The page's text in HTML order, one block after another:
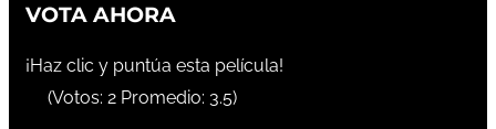
VOTA AHORA
¡Haz clic y puntúa esta película!
(Votos: 2 Promedio: 3.5)